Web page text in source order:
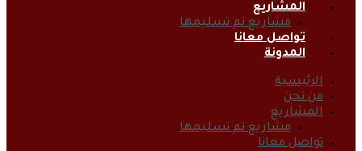
المشاريع
مشاريع تم تسليمها
تواصل معانا
المدونة
الرئيسية
من نحن
المشاريع
مشاريع تم تسليمها
تواصل معانا